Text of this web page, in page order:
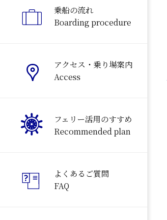
乗船の流れ
Boarding procedure
アクセス・乗り場案内
Access
フェリー活用のすすめ
Recommended plan
よくあるご質問
FAQ